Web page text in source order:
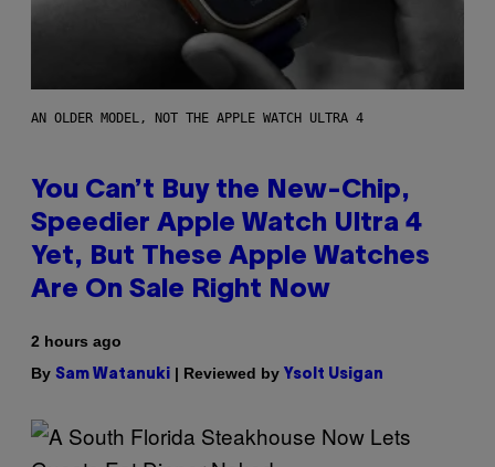
AN OLDER MODEL, NOT THE APPLE WATCH ULTRA 4
You Can’t Buy the New-Chip,
Speedier Apple Watch Ultra 4
Yet, But These Apple Watches
Are On Sale Right Now
2 hours ago
By Sam Watanuki | Reviewed by Ysolt Usigan